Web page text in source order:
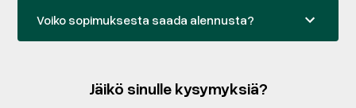
Voiko sopimuksesta saada alennusta?
alennuksen kertapuhdistuksen hinnasta.
Sopimukseen voi sisältyä myös rännien ulkopintojen
Jäikö sinulle kysymyksiä?